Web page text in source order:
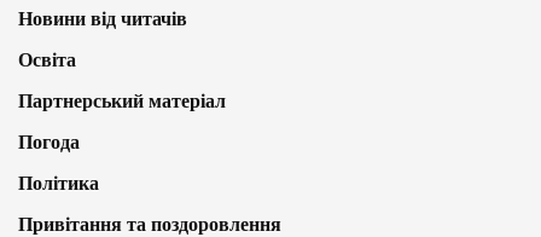
Новини від читачів
Освіта
Партнерський матеріал
Погода
Політика
Привітання та поздоровлення